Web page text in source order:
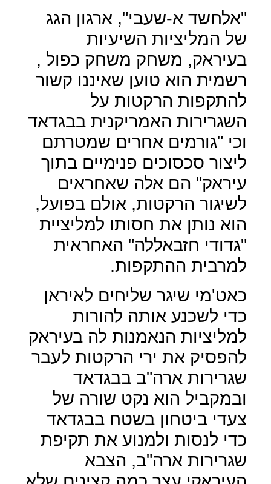
"אלחשד א-שעבי", ארגון הגג
של המליציות השיעיות
בעיראק, משחק משחק כפול ,
רשמית הוא טוען שאיננו קשור
להתקפות הרקטות על
השגרירות האמריקנית בבגדאד
וכי "גורמים אחרים שמטרתם
ליצור סכסוכים פנימיים בתוך
עיראק" הם אלה שאחראים
לשיגור הרקטות, אולם בפועל,
הוא נותן את חסותו למליציית
"גדודי חזבאללה" האחראית
למרבית ההתקפות.
כאט'מי שיגר שליחים לאיראן
כדי לשכנע אותה להורות
למליציות הנאמנות לה בעיראק
להפסיק את ירי הרקטות לעבר
שגרירות ארה"ב בבגדאד
ובמקביל הוא נקט שורה של
צעדי ביטחון בשטח בבגדאד
כדי לנסות ולמנוע את תקיפת
שגרירות ארה"ב, הצבא